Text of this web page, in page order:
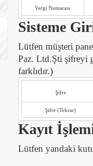
Vergi Numarası
Sisteme
Lütfen müşteri
Paz. Ltd.Şti şifreyi
farklıdır.)
Şifre
Şifre (Tekrar)
Kayıt
Lütfen yandaki